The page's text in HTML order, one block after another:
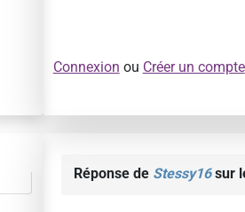
Connexion ou Créer un compte
Réponse de Stessy16sur